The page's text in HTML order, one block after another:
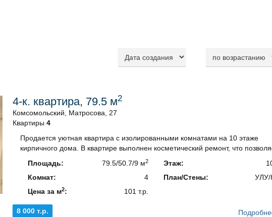
4-к. квартира, 79.5 м2
Комсомольский, Матросова, 27
Квартиры 4
Продается уютная квартира с изолированными комнатами на 10 этаже
кирпичного дома. В квартире выполнен косметический ремонт, что
Площадь:
79.5/50.7/9 м2
Комнат:
4
Цена за м2: 101 т.р.
Этаж:
План/Стены:
УЛУ/
8 000 т.р.